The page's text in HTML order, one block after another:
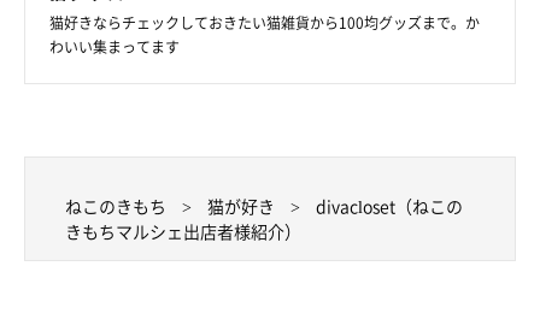
猫好きならチェックしておきたい猫雑貨から100均グッズまで。か
わいい集まってます
ねこのきもち 猫が好き
divacloset（ねこの
きもちマルシェ出店者様紹介）